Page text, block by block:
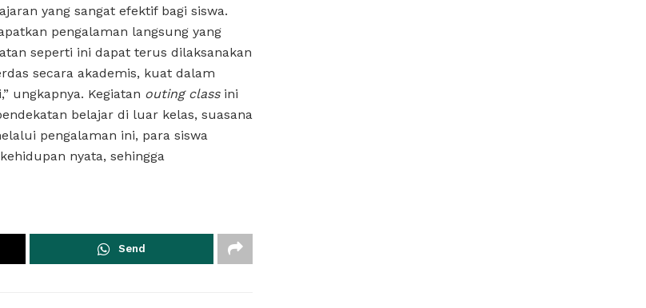
yang sangat efektif bagi siswa.
pengalaman langsung yang
seperti ini dapat terus dilaksanakan
secara akademis, kuat dalam
ungkapnya. Kegiatan outing classini
belajar di luar kelas, suasana
pengalaman ini, para siswa
nyata, sehingga
Send